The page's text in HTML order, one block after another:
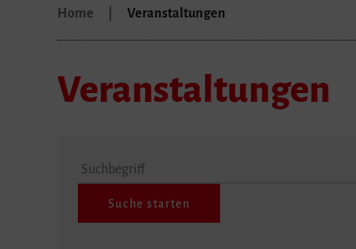
Home Veranstaltungen
Veranstaltungen
Suchbegriff